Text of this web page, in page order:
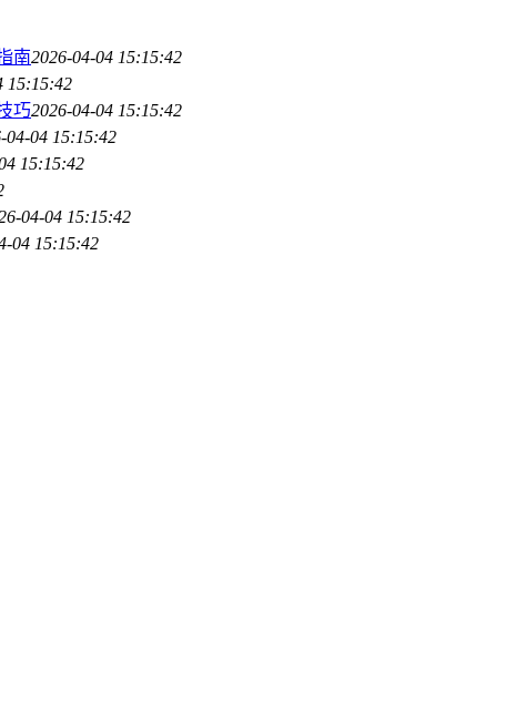
南2026-04-04 15:15:42
15:15:42
巧2026-04-04 15:15:42
04-04 15:15:42
15:15:42
04-04 15:15:42
04 15:15:42